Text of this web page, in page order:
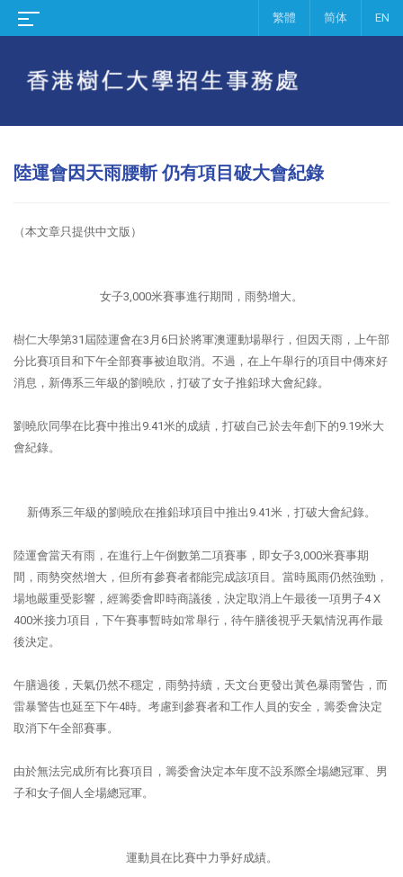
繁體 简体 EN
陸運會因天雨腰斬 仍有項目破大會紀錄
（本文章只提供中文版）
女子3,000米賽事進行期間，雨勢增大。
樹仁大學第31屆陸運會在3月6日於將軍澳運動場舉行，但因天雨，上午部
分比賽項目和下午全部賽事被迫取消。不過，在上午舉行的項目中傳來好
消息，新傳系三年級的劉曉欣，打破了女子推鉛球大會紀錄。
劉曉欣同學在比賽中推出9.41米的成績，打破自己於去年創下的9.19米大
會紀錄。
新傳系三年級的劉曉欣在推鉛球項目中推出9.41米，打破大會紀錄。
陸運會當天有雨，在進行上午倒數第二項賽事，即女子3,000米賽事期
間，雨勢突然增大，但所有參賽者都能完成該項目。當時風雨仍然強勁，
場地嚴重受影響，經籌委會即時商議後，決定取消上午最後一項男子4 X
400米接力項目，下午賽事暫時如常舉行，待午膳後視乎天氣情況再作最
後決定。
午膳過後，天氣仍然不穩定，雨勢持續，天文台更發出黃色暴雨警告，而
雷暴警告也延至下午4時。考慮到參賽者和工作人員的安全，籌委會決定
取消下午全部賽事。
由於無法完成所有比賽項目，籌委會決定本年度不設系際全場總冠軍、男
子和女子個人全場總冠軍。
運動員在比賽中力爭好成績。